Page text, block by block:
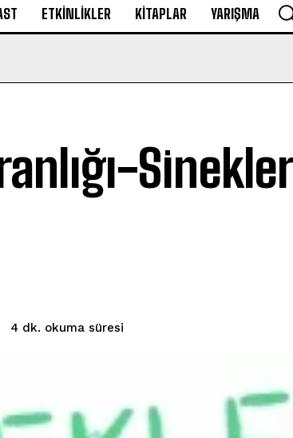
ETKINLIKLER KITAPLAR YARIŞMA
Sinekler
4 dk. okuma süresi